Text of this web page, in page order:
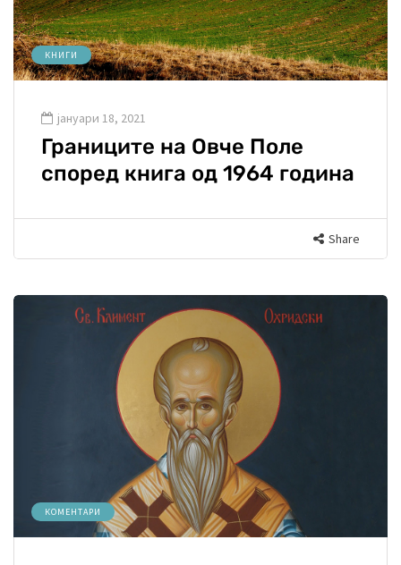
КНИГИ
јануари 18, 2021
Границите на Овче Поле
според книга од 1964 година
Share
КОМЕНТАРИ